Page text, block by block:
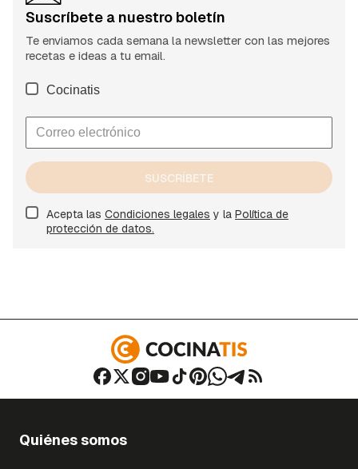
Suscríbete a nuestro boletín
Te enviamos cada semana la newsletter con las mejores
recetas e ideas a tu email.
Cocinatis
SUSCRÍBETE
Acepta las Condiciones legales y la Política de
protección de datos.
Quiénes somos